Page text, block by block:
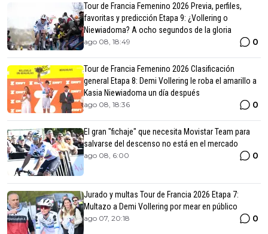
Tour de Francia Femenino 2026 Previa, perfiles,
favoritas y predicción Etapa 9: ¿Vollering o
Niewiadoma? A ocho segundos de la gloria
ago 08, 18:49 0
Tour de Francia Femenino 2026 Clasificación
general Etapa 8: Demi Vollering le roba el amarillo a
Kasia Niewiadoma un día después
ago 08, 18:36 0
El gran "fichaje" que necesita Movistar Team para
salvarse del descenso no está en el mercado
ago 08, 6:00 0
Jurado y multas Tour de Francia 2026 Etapa 7:
Multazo a Demi Vollering por mear en público
ago 07, 20:18 0